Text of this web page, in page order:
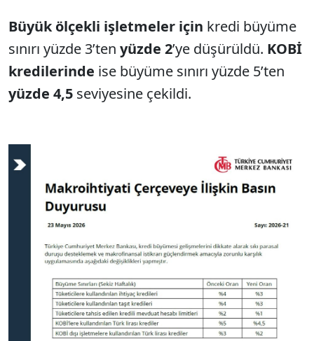
Büyük ölçekli işletmeler için kredi büyüme
sınırı yüzde 3’ten yüzde 2’ye düşürüldü. KOBİ
kredilerinde ise büyüme sınırı yüzde 5’ten
yüzde 4,5 seviyesine çekildi.